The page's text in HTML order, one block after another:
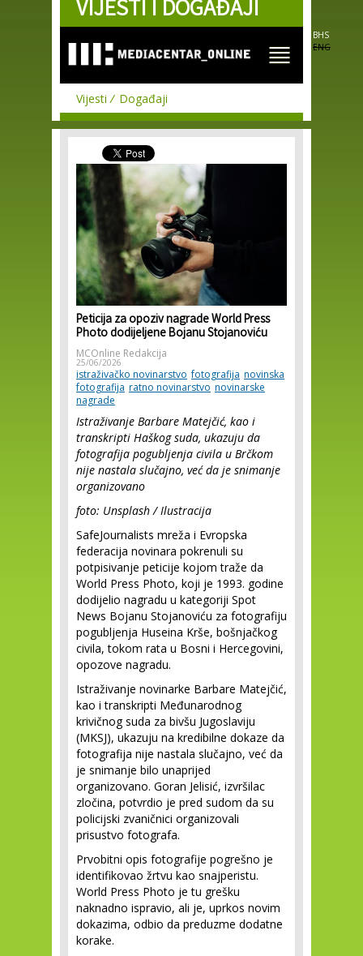
Skip to
main
VIJESTI I DOGAĐAJI
BHS
ENG
Vijesti Događaji
Peticija za opoziv nagrade World Press
Photo dodijeljene Bojanu Stojanoviću
MCOnline Redakcija
25/06/2026
istraživačko novinarstvo fotografija novinska
fotografija ratno novinarstvo novinarske
nagrade
Istraživanje Barbare Matejčić, kao i
transkripti Haškog suda, ukazuju da
fotografija pogubljenja civila u Brčkom
nije nastala slučajno, već da je snimanje
organizovano
foto: Unsplash / Ilustracija
SafeJournalists mreža i Evropska
federacija novinara pokrenuli su
potpisivanje peticije kojom traže da
World Press Photo, koji je 1993. godine
dodijelio nagradu u kategoriji Spot
News Bojanu Stojanoviću za fotografiju
pogubljenja Huseina Krše, bošnjačkog
civila, tokom rata u Bosni i Hercegovini,
opozove nagradu.
Istraživanje novinarke Barbare Matejčić,
kao i transkripti Međunarodnog
krivičnog suda za bivšu Jugoslaviju
(MKSJ), ukazuju na kredibilne dokaze da
fotografija nije nastala slučajno, već da
je snimanje bilo unaprijed
organizovano. Goran Jelisić, izvršilac
zločina, potvrdio je pred sudom da su
policijski zvaničnici organizovali
prisustvo fotografa.
Prvobitni opis fotografije pogrešno je
identifikovao žrtvu kao snajperistu.
World Press Photo je tu grešku
naknadno ispravio, ali je, uprkos novim
dokazima, odbio da preduzme dodatne
korake.